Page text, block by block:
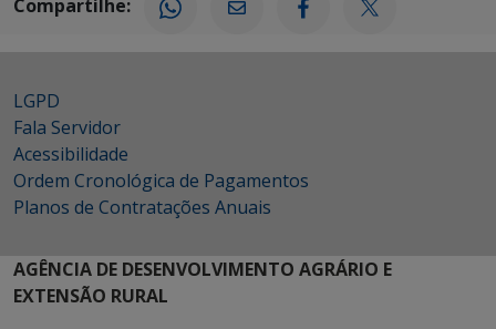
Compartilhe:
LGPD
Fala Servidor
Acessibilidade
Ordem Cronológica de Pagamentos
Planos de Contratações Anuais
AGÊNCIA DE DESENVOLVIMENTO AGRÁRIO E
EXTENSÃO RURAL